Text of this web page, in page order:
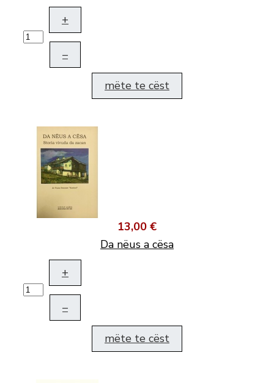
+
–
mëte te cëst
13,00 €
Da nëus a cësa
+
–
mëte te cëst